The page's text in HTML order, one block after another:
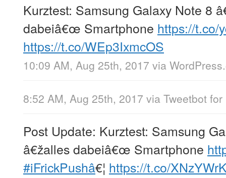
Kurztest: Samsung Galaxy Note 8
dabeiâ€œ Smartphone https://t.co/
https://t.co/WEp3IxmcOS
10:09 AM, Aug 25th, 2017 via
8:52 AM, Aug 25th, 2017 via Tweetbot for
Post Update: Kurztest: Samsung
â€žalles dabeiâ€œ Smartphone
#iFrickPushâ€¦ https://t.co/